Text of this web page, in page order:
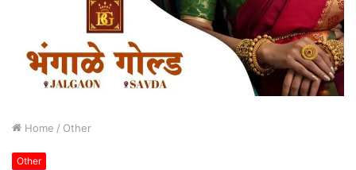
Home / Other
Other